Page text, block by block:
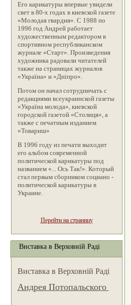
Его карикатуры впервые увидели
свет в 80-х годах в киевской газете
«Молодая гвардия». С 1988 по
1996 год Андрей работает
художественным редактором в
спортивном республиканском
журнале «Старт». Произведения
художника радовали читателей
также на страницах журналов
«Україна» и «Дніпро».
Потом он начал сотрудничать с
редакциями всеукраинской газеты
«Україна молода», киевской
городской газетой «Столиця», а
также с печатным изданием
«Товариш»
В 1996 году из печати выходит
его альбом современной
политической карикатуры под
названием «... Ось Так!». Который
стал первым сборником социано -
политической карикатуры в
Украине.
Перейти на страницу
Виставка в Верховній Раді
Виставка в Верховній Раді
Андрея Потопальского